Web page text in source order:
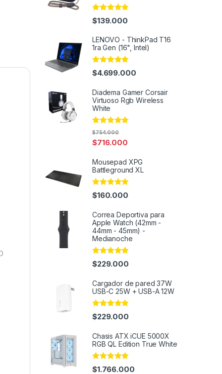
Rated 4.91
out of 5
$139.000
LENOVO - ThinkPad T16
1ra Gen (16", Intel)
Rated5.00
out of 5
$4.699.000
Diadema Gamer Corsair
Virtuoso Rgb Wireless
White
Rated5.00
$716.000
$754.000
Mousepad XPG
Battleground XL
Rated5.00
out of 5
$160.000
Correa Deportiva para
Apple Watch (42mm -
44mm - 45mm) -
Medianoche
Rated4.98
out of 5
$229.000
Cargador de pared 37W
USB-C 25W + USB-A 12W
Rated4.95
out of 5
$229.000
Chasis ATX iCUE 5000X
RGB QL Edition True White
Rated4.82
$1.766.000